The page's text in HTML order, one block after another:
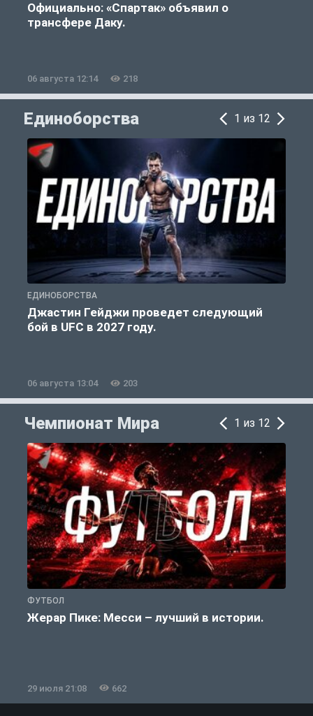
Официально: «Спартак» объявил о
трансфере Даку.
06 августа 12:14 218
Единоборства 1 из 12
ЕДИНОБОРСТВА
Джастин Гейджи проведет следующий
бой в UFC в 2027 году.
06 августа 13:04 203
Чемпионат Мира 1 из 12
ФУТБОЛ
Жерар Пике: Месси – лучший в истории.
29 июля 21:08 662